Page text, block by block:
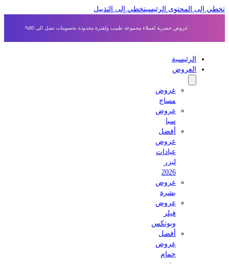
إلى المحتوى الرئيسي تخطي إلى التذييل
عروض حصرية لعملاء مجموعة طبيب ولفترة محدودة بخصومات تصل الى 80%
الرئيسية
العروض
عروض
مساج
عروض
أفضل
عروض
عيادات
عروض
بشرة
عروض
وبوتكس
أفضل
عروض
حمام